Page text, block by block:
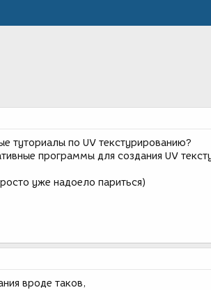
туториалы по UV текстурированию?
программы для создания UV
уже надоело париться)
вроде таков,